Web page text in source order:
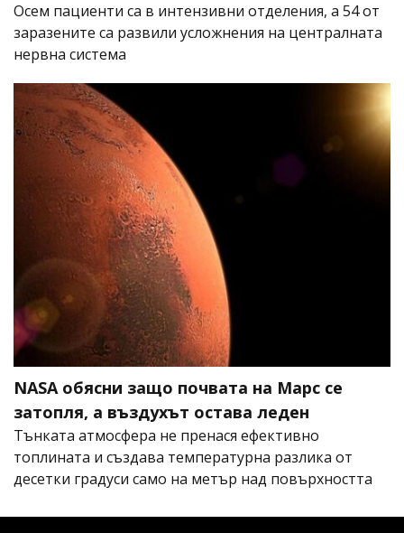
Осем пациенти са в интензивни отделения, а 54 от
заразените са развили усложнения на централната
нервна система
NASA обясни защо почвата на Марс се
затопля, а въздухът остава леден
Тънката атмосфера не пренася ефективно
топлината и създава температурна разлика от
десетки градуси само на метър над повърхността